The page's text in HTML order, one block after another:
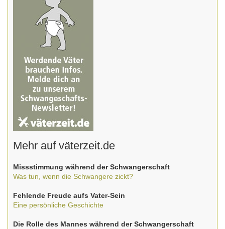
Mehr auf väterzeit.de
Missstimmung während der Schwangerschaft
Was tun, wenn die Schwangere zickt?
Fehlende Freude aufs Vater-Sein
Eine persönliche Geschichte
Die Rolle des Mannes während der Schwangerschaft